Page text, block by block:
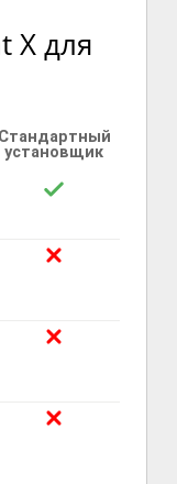
X для
Стандартный
установщик